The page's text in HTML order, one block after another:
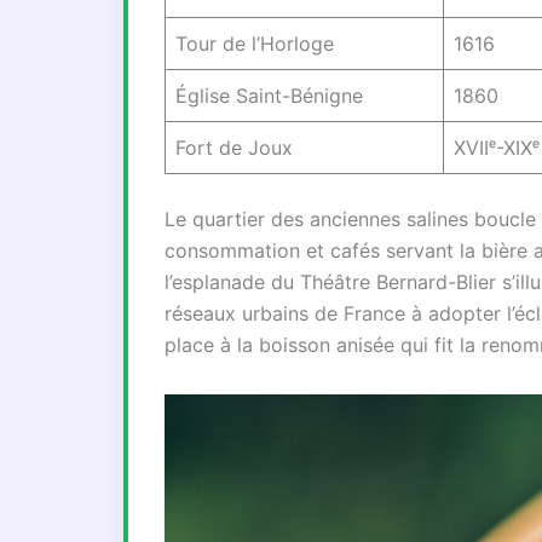
Tour de l’Horloge 1616
Église Saint-Bénigne 1860
Fort de Joux XVIIᵉ-XIXᵉ
Le quartier des anciennes salines
consommation et cafés servant la bière
l’esplanade du Théâtre Bernard-Blier
réseaux urbains de France à adopter
place à la boisson anisée qui fit la